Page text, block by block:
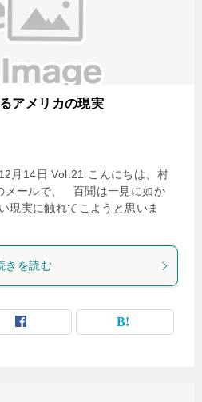
アメリカの現実
月14日 Vol.21 こんにちは、村
メールで、 百聞は一見に如か
現実に触れてこようと思いま
きを読む